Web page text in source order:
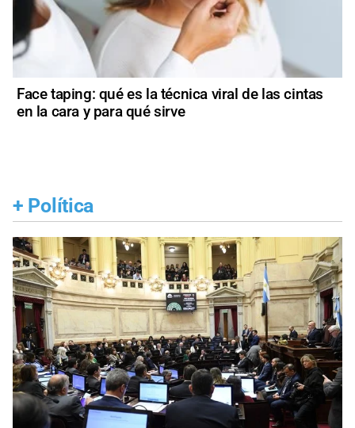
Face taping: qué es la técnica viral de las cintas
en la cara y para qué sirve
+ Política